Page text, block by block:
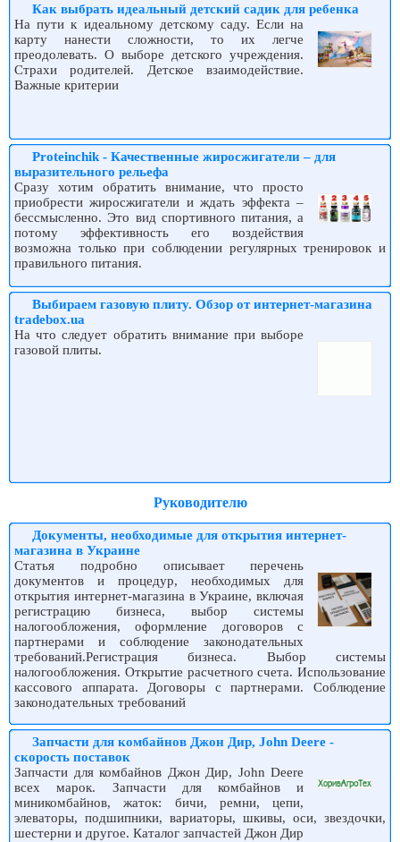
Как выбрать идеальный детский садик для ребенка
На пути к идеальному детскому саду. Если на
карту нанести сложности, то их легче
преодолевать. О выборе детского учреждения.
Страхи родителей. Детское взаимодействие.
Важные критерии
Proteinchik - Качественные жиросжигатели – для
выразительного рельефа
Сразу хотим обратить внимание, что просто
приобрести жиросжигатели и ждать эффекта –
бессмысленно. Это вид спортивного питания, а
потому эффективность его воздействия
возможна только при соблюдении регулярных тренировок и
правильного питания.
Выбираем газовую плиту. Обзор от интернет-магазина
tradebox.ua
На что следует обратить внимание при выборе
газовой плиты.
Руководителю
Документы, необходимые для открытия интернет-
магазина в Украине
Статья подробно описывает перечень
документов и процедур, необходимых для
открытия интернет-магазина в Украине, включая
регистрацию бизнеса, выбор системы
налогообложения, оформление договоров с
партнерами и соблюдение законодательных
требований.Регистрация бизнеса. Выбор системы
налогообложения. Открытие расчетного счета. Использование
кассового аппарата. Договоры с партнерами. Соблюдение
законодательных требований
Запчасти для комбайнов Джон Дир, John Deere -
скорость поставок
Запчасти для комбайнов Джон Дир, John Deere
всех марок. Запчасти для комбайнов и
миникомбайнов, жаток: бичи, ремни, цепи,
элеваторы, подшипники, вариаторы, шкивы, оси, звездочки,
шестерни и другое. Каталог запчастей Джон Дир